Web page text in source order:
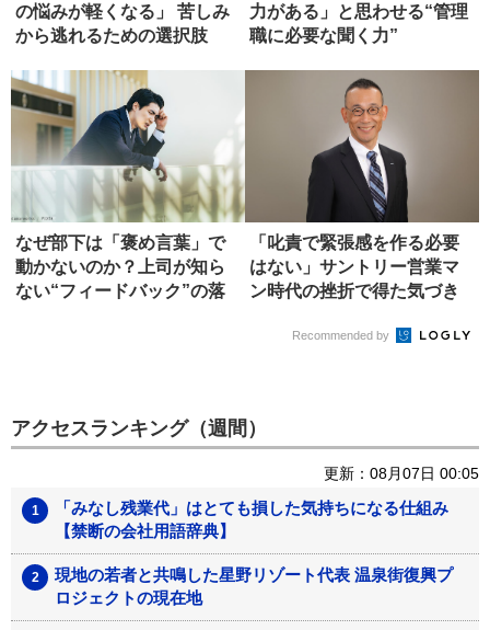
の悩みが軽くなる」 苦しみ
から逃れるための選択肢
力がある」と思わせる“管理
職に必要な聞く力”
なぜ部下は「褒め言葉」で
動かないのか？上司が知ら
ない“フィードバック”の落
「叱責で緊張感を作る必要
はない」サントリー営業マ
ン時代の挫折で得た気づき
Recommended by
アクセスランキング（週間）
更新：08月07日 00:05
「みなし残業代」はとても損した気持ちになる仕組み
【禁断の会社用語辞典】
現地の若者と共鳴した星野リゾート代表 温泉街復興プ
ロジェクトの現在地